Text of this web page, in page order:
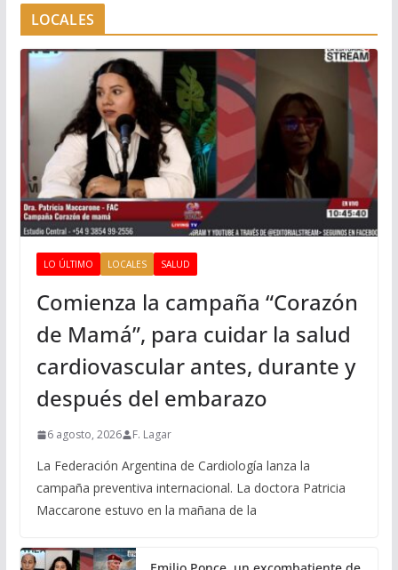
LOCALES
LO ÚLTIMO LOCALES SALUD
Comienza la campaña “Corazón
de Mamá”, para cuidar la salud
cardiovascular antes, durante y
después del embarazo
6 agosto, 2026 F. Lagar
La Federación Argentina de Cardiología lanza la
campaña preventiva internacional. La doctora Patricia
Maccarone estuvo en la mañana de la